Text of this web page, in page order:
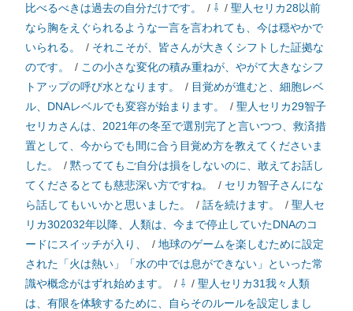
比べるべきは過去の自分だけです。
/ ⇩ / 聖人セリカ28以前
なら胸をえぐられるような一言を言われても、今は穏やかで
いられる。
/ それこそが、皆さんが大きくシフトした証拠な
のです。
/ この小さな変化の積み重ねが、やがて大きなシフ
トアップの呼び水となります。
/ 目覚めが進むと、細胞レベ
ル、DNAレベルでも変容が始まります。
/ 聖人セリカ29智子
セリカさんは、2021年の冬至で選別完了と言いつつ、救済措
置として、今からでも間に合う目覚め方を教えてくださいま
した。
/ 黙っててもご自分は損をしないのに、敢えてお話し
てくださるとても慈悲深い方ですね。
/ セリカ智子さんにな
ら話してもいいかと思いました。
/ 話を続けます。 / 聖人セ
リカ302032年以降、人類は、今まで停止していたDNAのコ
ードにスイッチが入り、
/ 地球のゲームを楽しむために設定
された「火は熱い」「水の中では息ができない」といった常
識や概念がはずれ始めます。
/ ⇩ / 聖人セリカ31我々人類
は、有限を体験するために、自らそのルールを設定しまし